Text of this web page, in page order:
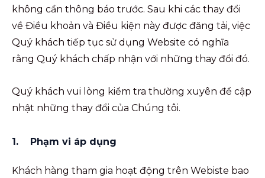
không cần thông báo trước. Sau khi các thay đổi
về Điều khoản và Điều kiện này được đăng tải, việc
Quý khách tiếp tục sử dụng Website có nghĩa
rằng Quý khách chấp nhận với những thay đổi đó.
Quý khách vui lòng kiểm tra thường xuyên để cập
nhật những thay đổi của Chúng tôi.
1. Phạm vi áp dụng
Khách hàng tham gia hoạt động trên Webiste bao